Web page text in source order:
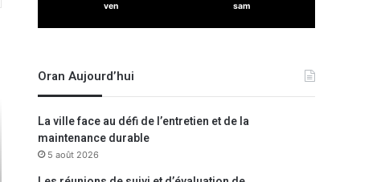
ven sam
Oran Aujourd’hui
La ville face au défi de l’entretien et de la
maintenance durable
5 août 2026